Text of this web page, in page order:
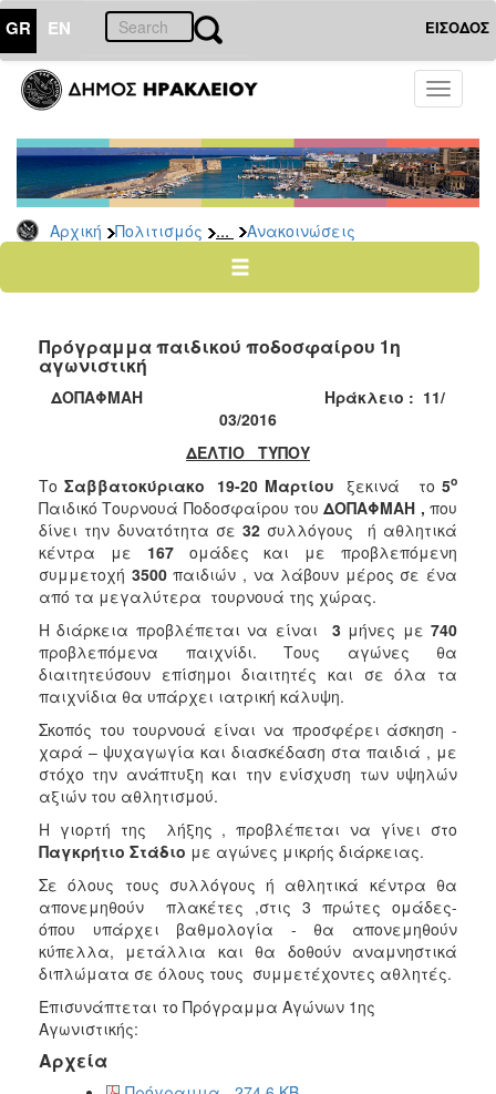
GR EN ΕΙΣΟΔΟΣ
Toggle
Αρχική Πολιτισμός ... Ανακοινώσεις
ΠΟΛΙΤΙΣΜΟΣ
Ποδήλατα
ΤΟΠΟΣ
ΔΗΜΟΣ
Πρόγραμμα παιδικού ποδοσφαίρου 1η
αγωνιστική
ΔΟΠΑΦΜΑΗ Ηράκλειο : 11/
03/2016
ΔΕΛΤΙΟ ΤΥΠΟΥ
Το Σαββατοκύριακο 19-20 Μαρτίου ξεκινά το5ο
Παιδικό Τουρνουά Ποδοσφαίρου τουΔΟΠΑΦΜΑΗ , που
δίνει την δυνατότητα σε 32 συλλόγους ή αθλητικά
κέντρα με 167 ομάδες και με προβλεπόμενη
συμμετοχή 3500παιδιών , να λάβουν μέρος σε ένα
από τα μεγαλύτερα τουρνουά της χώρας.
Η διάρκεια προβλέπεται να είναι
3 μήνες με740
προβλεπόμενα παιχνίδι. Τους αγώνες θα
διαιτητεύσουν επίσημοι διαιτητές και σε όλα τα
παιχνίδια θα υπάρχει ιατρική κάλυψη.
Σκοπός του τουρνουά είναι να προσφέρει άσκηση -
χαρά – ψυχαγωγία και διασκέδαση στα παιδιά , με
στόχο την ανάπτυξη και την ενίσχυση των υψηλών
αξιών του αθλητισμού.
Η γιορτή της λήξης , προβλέπεται να γίνει στο
Παγκρήτιο Στάδιο με αγώνες μικρής διάρκειας.
Σε όλους τους συλλόγους ή αθλητικά κέντρα θα
απονεμηθούν πλακέτες ,στις 3 πρώτες ομάδες-
όπου υπάρχει βαθμολογία - θα απονεμηθούν
κύπελλα, μετάλλια και θα δοθούν αναμνηστικά
διπλώματα σε όλους τους συμμετέχοντες αθλητές.
Επισυνάπτεται το Πρόγραμμα Αγώνων 1ης
Αγωνιστικής:
Αρχεία